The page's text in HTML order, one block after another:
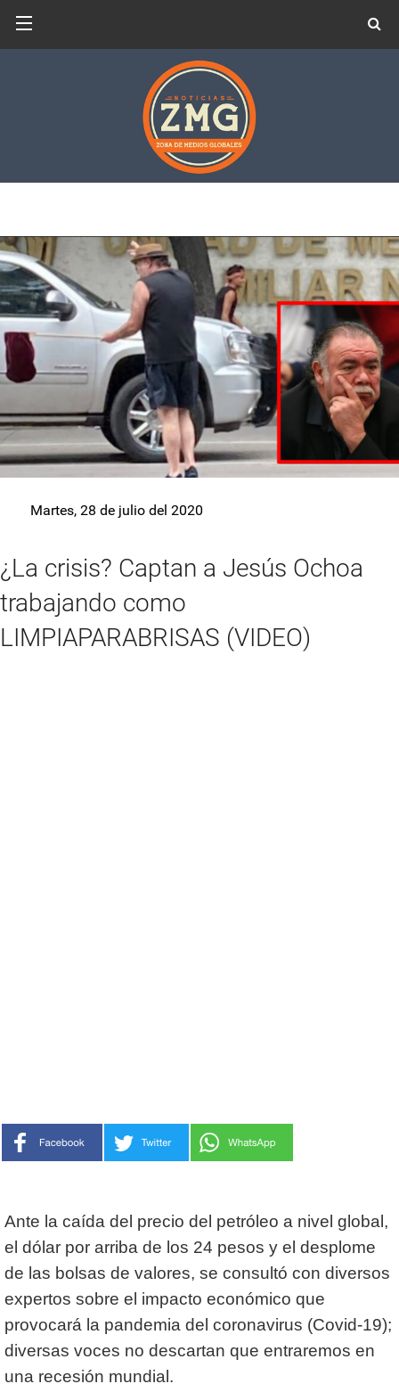
Martes, 28 de julio del 2020
¿La crisis? Captan a Jesús Ochoa
trabajando como
LIMPIAPARABRISAS (VIDEO)
Ante la caída del precio del petróleo a nivel global,
el dólar por arriba de los 24 pesos y el desplome
de las bolsas de valores, se consultó con diversos
expertos sobre el impacto económico que
provocará la pandemia del coronavirus (Covid-19);
diversas voces no descartan que entraremos en
una recesión mundial.